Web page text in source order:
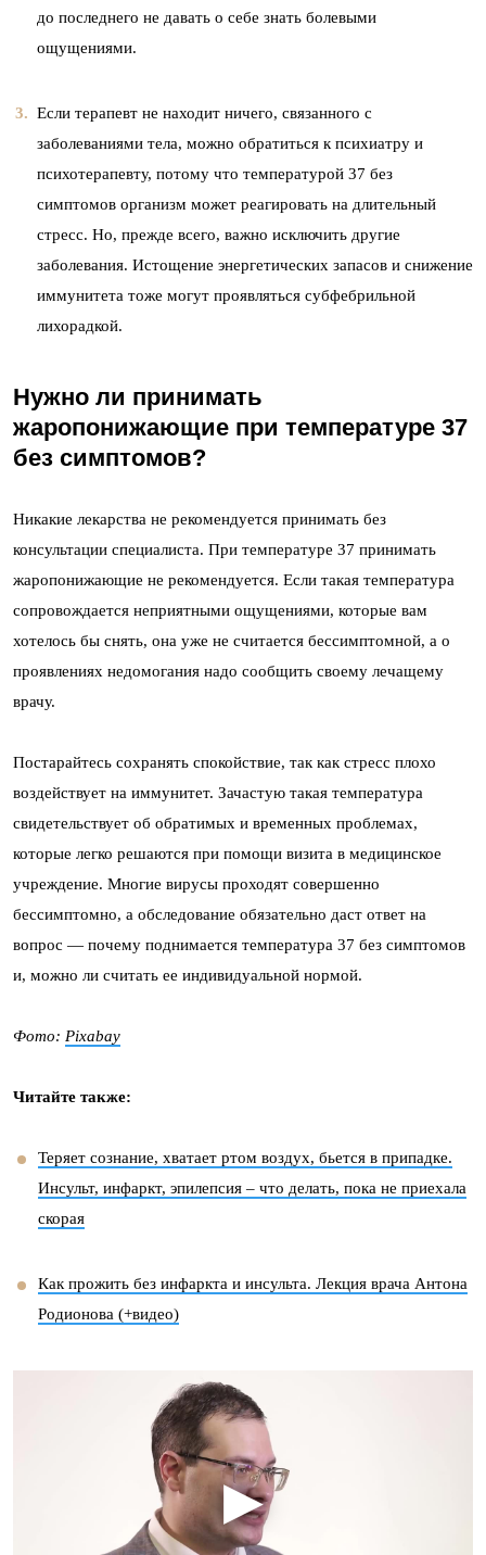
до последнего не давать о себе знать болевыми
ощущениями.
Если терапевт не находит ничего, связанного с
заболеваниями тела, можно обратиться к психиатру и
психотерапевту, потому что температурой 37 без
симптомов организм может реагировать на длительный
стресс. Но, прежде всего, важно исключить другие
заболевания. Истощение энергетических запасов и снижение
иммунитета тоже могут проявляться субфебрильной
лихорадкой.
Нужно ли принимать
жаропонижающие при температуре 37
без симптомов?
Никакие лекарства не рекомендуется принимать без
консультации специалиста. При температуре 37 принимать
жаропонижающие не рекомендуется. Если такая температура
сопровождается неприятными ощущениями, которые вам
хотелось бы снять, она уже не считается бессимптомной, а о
проявлениях недомогания надо сообщить своему лечащему
врачу.
Постарайтесь сохранять спокойствие, так как стресс плохо
воздействует на иммунитет. Зачастую такая температура
свидетельствует об обратимых и временных проблемах,
которые легко решаются при помощи визита в медицинское
учреждение. Многие вирусы проходят совершенно
бессимптомно, а обследование обязательно даст ответ на
вопрос — почему поднимается температура 37 без симптомов
и, можно ли считать ее индивидуальной нормой.
Фото: Pixabay
Читайте также:
Теряет сознание, хватает ртом воздух, бьется в припадке.
Инсульт, инфаркт, эпилепсия – что делать, пока не приехала
скорая
Как прожить без инфаркта и инсульта. Лекция врача Антона
Родионова (+видео)
▶